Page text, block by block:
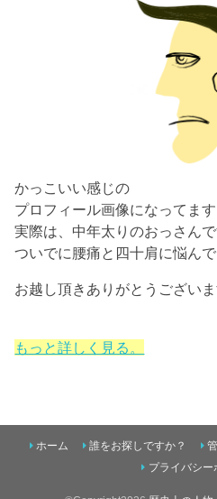
かっこいい感じの
プロフィール画像になってます
実際は、中年太りのおっさんで
ついでに腰痛と四十肩に悩んで
お越し頂きありがとうございま
もっと詳しく見る。
ホーム 誰をお探しですか？
プライバシー